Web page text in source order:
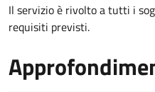
Il servizio è rivolto a tutti i
requisiti previsti.